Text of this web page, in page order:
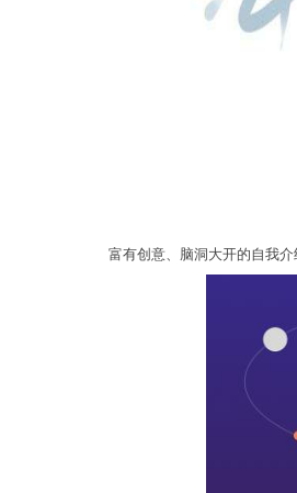
富有创意、脑洞大开的自我介绍